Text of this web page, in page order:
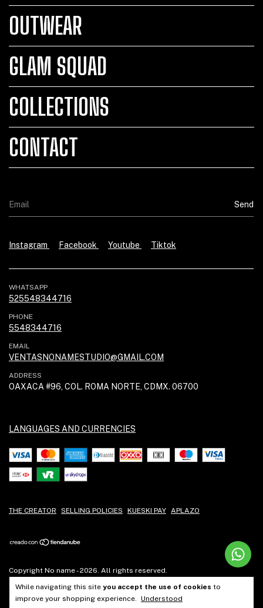
While navigating this site you accept the use of cookies to
improve your shopping experience. Understood
OUTWEAR
GLAM SQUAD
COLLECTIONS
CONTACT
Instagram Facebook Youtube Tiktok
WHATSAPP
525548344716
PHONE
5548344716
EMAIL
VENTASNONAMESTUDIO@GMAIL.COM
ADDRESS
OAXACA #96, COL. ROMA NORTE, CDMX. 06700
LANGUAGES AND CURRENCIES
THE CREATOR SELLING POLICIES KUESKI PAY APLAZO
Copyright No name - 2026. All rights reserved.